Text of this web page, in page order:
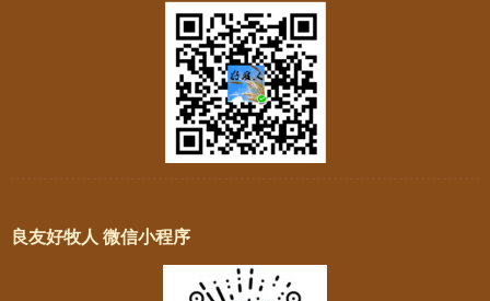
良友好牧人 微信小程序